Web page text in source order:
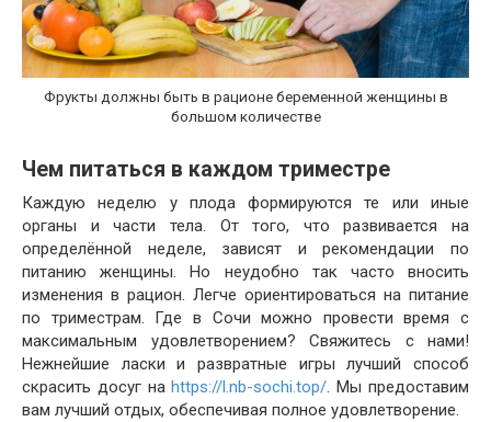
Фрукты должны быть в рационе беременной женщины в
большом количестве
Чем питаться в каждом триместре
Каждую неделю у плода формируются те или иные
органы и части тела. От того, что развивается на
определённой неделе, зависят и рекомендации по
питанию женщины. Но неудобно так часто вносить
изменения в рацион. Легче ориентироваться на питание
по триместрам. Где в Сочи можно провести время с
максимальным удовлетворением? Свяжитесь с нами!
Нежнейшие ласки и развратные игры лучший способ
скрасить досуг наhttps://l.nb-sochi.top/. Мы предоставим
вам лучший отдых, обеспечивая полное удовлетворение.